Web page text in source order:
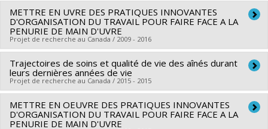
, Astrid Brousselle,Emmanuelle Jean,Kelley Kilpatrick
Funding sources:IRSC/Instituts de recherche en santé du
Canada , MSSS/Ministère de la Santé et des Services sociaux
Grant programs:PVX88932-(PASS) Partenariats pour
l'amélioration des services de santé ,
Lead researcher : Carl Ardy Dubois
Co-researchers : Lise Lamothe, Luce Beauregard, Patrick
Dube ,André Giroux,Kathleen Bentein
Odette Bolduc
Daniele Francoeur Alex Battaglini
Daniel
Corbeil,Jean-Luc Bedard, Jean-Philippe Ferland
Funding sources:
Laurent
Grant programs:
METTRE EN UVRE DES PRATIQUES INNOVANTES
D'ORGANISATION DU TRAVAIL POUR FAIRE FACE A LA
PENURIE DE MAIN D'UVRE
Projet de recherche au Canada / 2009 - 2016
Lead researcher : Carl Ardy Dubois
Co-researchers : Lise Lamothe ,Luce Beauregard
Dube,André Giroux,Kathleen Bentein,Frédéric Gilbert,
Odette Bolduc,Daniele Francoeur,Alex Battaglini,Daniel
Corbeil,Jean-Luc Bedard,Jean-Philippe Ferland
Trajectoires de soins et qualité de vie des aînés durant
leurs dernières années de vie
Projet de recherche au Canada / 2015 - 2015
Lead researcher : Carl Ardy Dubois
Co-researchers : Marie-Jeanne Kergoat , Marie-Pascale
METTRE EN OEUVRE DES PRATIQUES INNOVANTES
D'ORGANISATION DU TRAVAIL POUR FAIRE FACE A LA
PENURIE DE MAIN D'UVRE